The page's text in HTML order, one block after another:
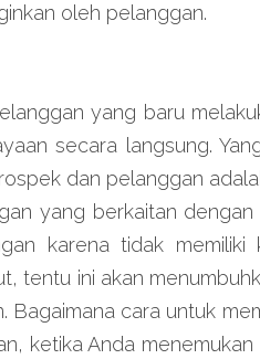
oleh pelanggan.
yang baru
secara langsung.
dan pelanggan
yang berkaitan
karena tidak memiliki
tentu ini akan
Bagaimana cara untuk
ketika Anda